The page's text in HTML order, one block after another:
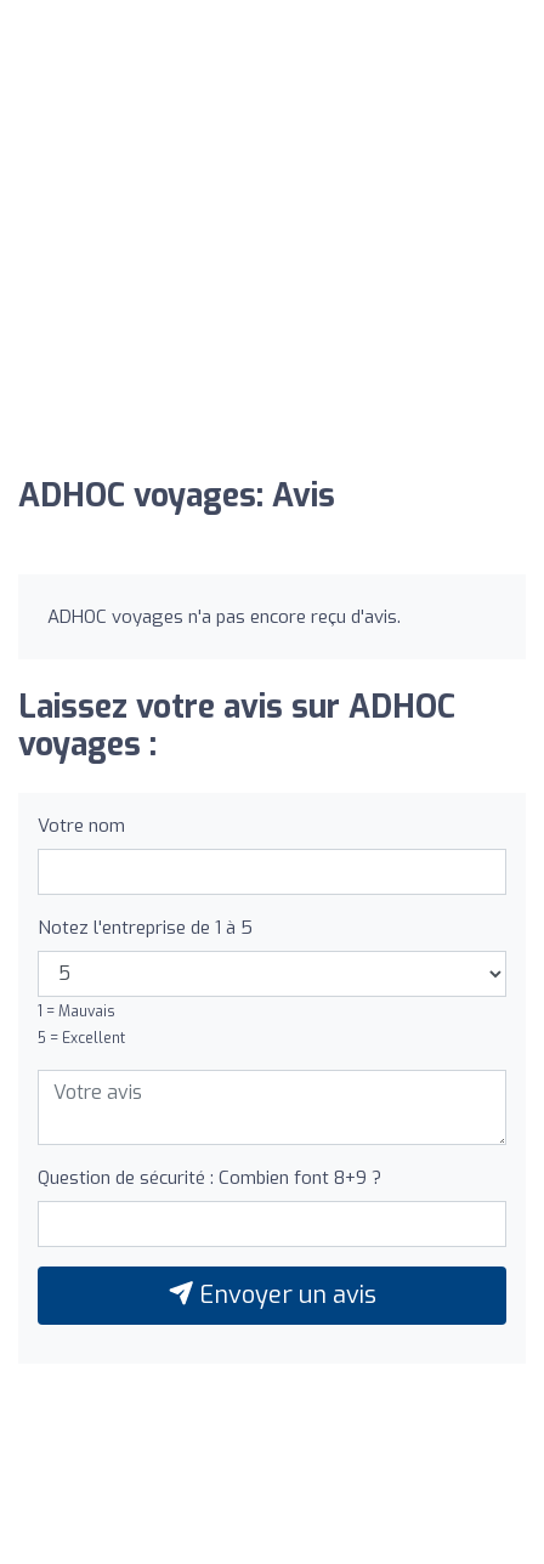
ADHOC voyages: Avis
ADHOC voyages n'a pas encore reçu d'avis.
Laissez votre avis sur ADHOC
voyages :
Votre nom
Notez l'entreprise de 1 à 5
1 = Mauvais
5 = Excellent
Question de sécurité : Combien font 8+9 ?
Envoyer un avis